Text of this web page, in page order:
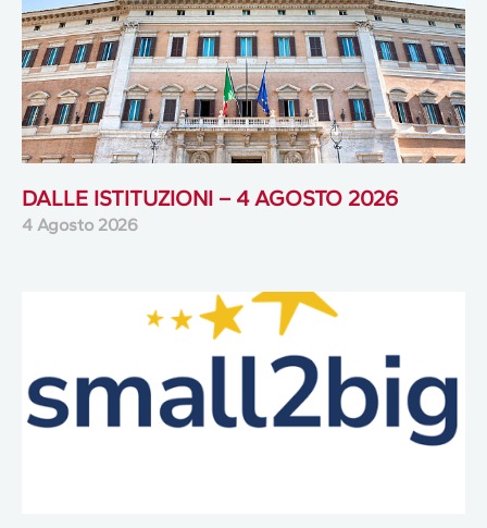
DALLE ISTITUZIONI – 4 AGOSTO 2026
4 Agosto 2026